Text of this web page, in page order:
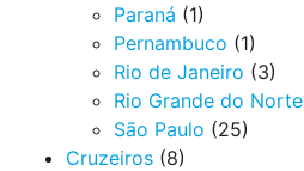
Paraná (1)
Pernambuco (1)
Rio de Janeiro (3)
Rio Grande do Norte
São Paulo (25)
Cruzeiros (8)